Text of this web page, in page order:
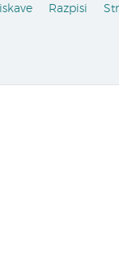
Razpisi